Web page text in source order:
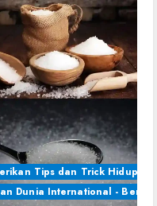
Tips dan Trick Hidup
Dunia International - Berita